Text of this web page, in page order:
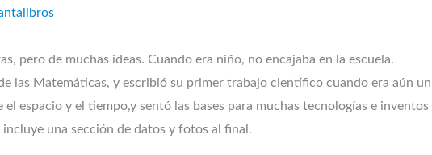
pero de muchas ideas. Cuando era niño, no encajaba en la escuela.
las Matemáticas, y escribió su primer trabajo científico cuando era aún
espacio y el tiempo,y sentó las bases para muchas tecnologías e inventos
una sección de datos y fotos al final.